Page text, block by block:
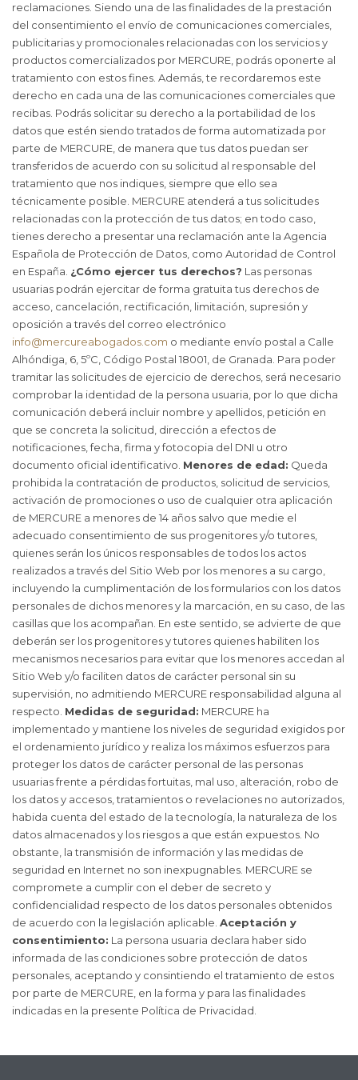
reclamaciones. Siendo una de las finalidades de la prestación
del consentimiento el envío de comunicaciones comerciales,
publicitarias y promocionales relacionadas con los servicios y
productos comercializados por MERCURE, podrás oponerte al
tratamiento con estos fines. Además, te recordaremos este
derecho en cada una de las comunicaciones comerciales que
recibas. Podrás solicitar su derecho a la portabilidad de los
datos que estén siendo tratados de forma automatizada por
parte de MERCURE, de manera que tus datos puedan ser
transferidos de acuerdo con su solicitud al responsable del
tratamiento que nos indiques, siempre que ello sea
técnicamente posible. MERCURE atenderá a tus solicitudes
relacionadas con la protección de tus datos; en todo caso,
tienes derecho a presentar una reclamación ante la Agencia
Española de Protección de Datos, como Autoridad de Control
en España. ¿Cómo ejercer tus derechos? Las personas
usuarias podrán ejercitar de forma gratuita tus derechos de
acceso, cancelación, rectificación, limitación, supresión y
oposición a través del correo electrónico
info@mercureabogados.com o mediante envío postal a Calle
Alhóndiga, 6, 5ºC, Código Postal 18001, de Granada. Para poder
tramitar las solicitudes de ejercicio de derechos, será necesario
comprobar la identidad de la persona usuaria, por lo que dicha
comunicación deberá incluir nombre y apellidos, petición en
que se concreta la solicitud, dirección a efectos de
notificaciones, fecha, firma y fotocopia del DNI u otro
documento oficial identificativo. Menores de edad: Queda
prohibida la contratación de productos, solicitud de servicios,
activación de promociones o uso de cualquier otra aplicación
de MERCURE a menores de 14 años salvo que medie el
adecuado consentimiento de sus progenitores y/o tutores,
quienes serán los únicos responsables de todos los actos
realizados a través del Sitio Web por los menores a su cargo,
incluyendo la cumplimentación de los formularios con los datos
personales de dichos menores y la marcación, en su caso, de las
casillas que los acompañan. En este sentido, se advierte de que
deberán ser los progenitores y tutores quienes habiliten los
mecanismos necesarios para evitar que los menores accedan al
Sitio Web y/o faciliten datos de carácter personal sin su
supervisión, no admitiendo MERCURE responsabilidad alguna al
respecto. Medidas de seguridad: MERCURE ha
implementado y mantiene los niveles de seguridad exigidos por
el ordenamiento jurídico y realiza los máximos esfuerzos para
proteger los datos de carácter personal de las personas
usuarias frente a pérdidas fortuitas, mal uso, alteración, robo de
los datos y accesos, tratamientos o revelaciones no autorizados,
habida cuenta del estado de la tecnología, la naturaleza de los
datos almacenados y los riesgos a que están expuestos. No
obstante, la transmisión de información y las medidas de
seguridad en Internet no son inexpugnables. MERCURE se
compromete a cumplir con el deber de secreto y
confidencialidad respecto de los datos personales obtenidos
de acuerdo con la legislación aplicable. Aceptación y
consentimiento: La persona usuaria declara haber sido
informada de las condiciones sobre protección de datos
personales, aceptando y consintiendo el tratamiento de estos
por parte de MERCURE, en la forma y para las finalidades
indicadas en la presente Política de Privacidad.